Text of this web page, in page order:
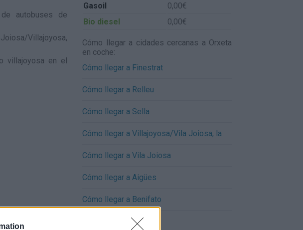
autobuses de
Villajoyosa,
villajoyosa en el
Gasoil
0,00€
Bio diesel
0,00€
Cómo llegar a cidades cercanas a Orxeta
en coche:
Cómo llegar a Finestrat
Cómo llegar a Relleu
Cómo llegar a Sella
Cómo llegar a Villajoyosa/Vila Joiosa, la
Cómo llegar a Vila Joiosa
Cómo llegar a Aigües
Cómo llegar a Benifato
Cómo llegar a Nucia